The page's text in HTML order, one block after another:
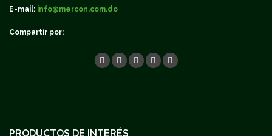
E-mail: info@mercon.com.do
Compartir por:
PRODUCTOS DE INTERÉS